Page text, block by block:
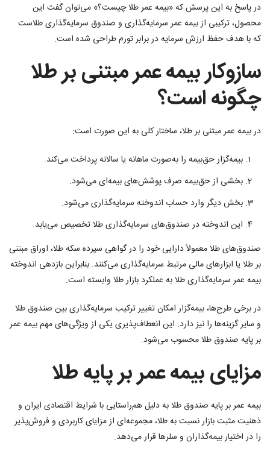
در پاسخ به این پرسش که «بیمه عمر طلا چیست؟» می‌توان گفت این
محصول، ترکیبی از بیمه عمر سرمایه‌گذاری و صندوق سرمایه‌گذاری طلاست
که با هدف حفظ ارزش سرمایه در برابر تورم طراحی شده است.
سازوکار بیمه عمر مبتنی بر طلا
چگونه است؟
در بیمه عمر مبتنی بر طلا، ساختار کلی به این صورت است:
بیمه‌گزار حق‌بیمه را به‌صورت ماهانه یا سالانه پرداخت می‌کند.
بخشی از حق‌بیمه صرف پوشش‌های بیمه‌ای می‌شود.
بخش دیگر وارد حساب اندوخته سرمایه‌گذاری می‌شود.
این اندوخته در صندوق‌های سرمایه‌گذاری طلا تخصیص می‌یابد.
صندوق‌های طلا معمولاً دارایی خود را در گواهی سپرده سکه طلا، اوراق مبتنی
بر طلا یا ابزارهای مالی مرتبط سرمایه‌گذاری می‌کنند. بنابراین بازدهی اندوخته
بیمه عمر سرمایه‌گذاری طلا به عملکرد بازار طلا وابسته است.
در برخی طرح‌ها، بیمه‌گزار امکان تغییر ترکیب سرمایه‌گذاری بین صندوق طلا
و سایر گزینه‌ها را نیز دارد. این انعطاف‌پذیری یکی از ویژگی‌های مهم بیمه عمر
بر پایه صندوق طلا محسوب می‌شود.
مزایای بیمه عمر بر پایه طلا
بیمه عمر بر پایه صندوق طلا به دلیل هم‌راستایی با شرایط اقتصادی ایران و
ذهنیت مثبت بازار نسبت به طلا، مجموعه‌ای از مزایای کاربردی و فروش‌پذیر
را در اختیار بیمه‌گذاران و سلرها قرار می‌دهد.